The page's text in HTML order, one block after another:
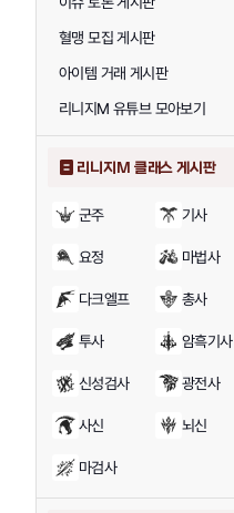
혈맹 모집 게시판
아이템 거래 게시판
리니지M 유튜브 모아보기
리니지M 클래스 게시판
군주 기사
요정 마법사
다크엘프 총사
투사 암흑기사
신성검사 광전사
사신 뇌신
마검사